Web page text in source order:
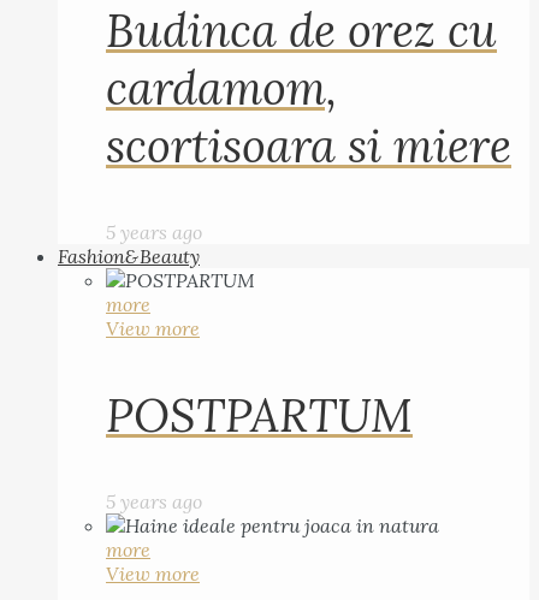
Budinca de orez cu
cardamom,
scortisoara si miere
5 years ago
Fashion&Beauty
more
View more
POSTPARTUM
5 years ago
more
View more